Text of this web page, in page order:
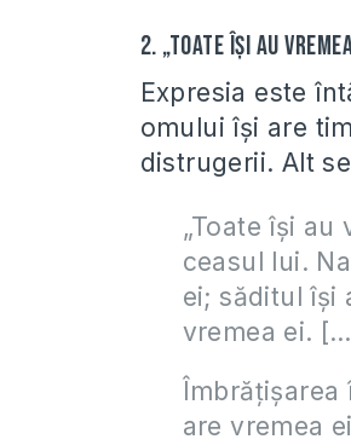
2. „Toate îşi au
Expresia este
omului îşi are
distrugerii. Alt
„Toateîşi au
ceasul lui.
ei; săditul îşi
vremea ei.
Îmbrăţişarea
are vremea